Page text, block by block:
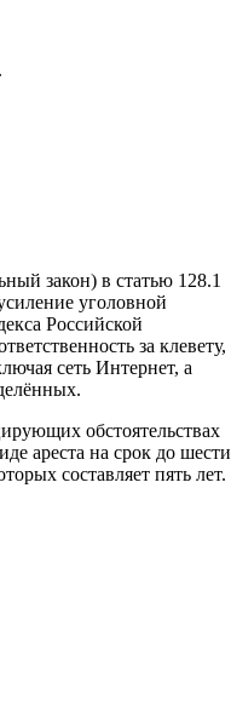
закон) в статью 128.1
уголовной
Российской
за клевету,
сеть Интернет, а
обстоятельствах
ареста на срок до шести
составляет пять лет.